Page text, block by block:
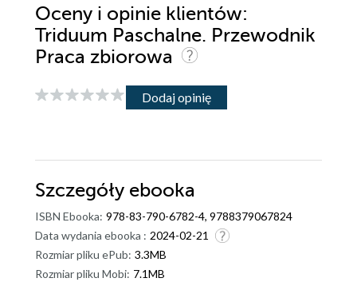
Oceny i opinie klientów:
Triduum Paschalne. Przewodnik
Praca zbiorowa
Dodaj opinię
Szczegóły ebooka
ISBN Ebooka: 978-83-790-6782-4, 9788379067824
Data wydania ebooka : 2024-02-21
Rozmiar pliku ePub: 3.3MB
Rozmiar pliku Mobi: 7.1MB